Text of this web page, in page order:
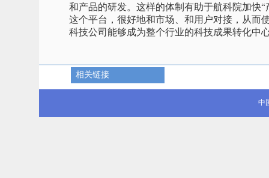
和产品的研发。这样的体制有助于航科院加快
这个平台，很好地和市场、和用户对接，从而
科技公司能够成为整个行业的科技成果转化中
相关链接
中